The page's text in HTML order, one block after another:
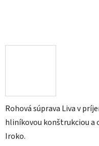
Rohová súprava Liva v
hliníkovou konštrukciou a
Iroko.